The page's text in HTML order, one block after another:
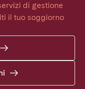
di gestione
il tuo soggiorno